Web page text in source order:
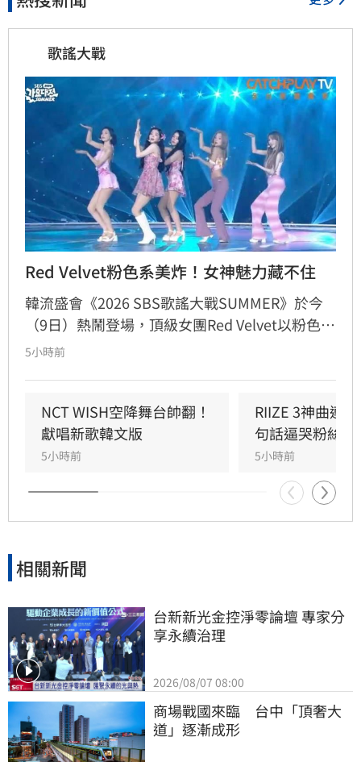
歌謠大戰
Red Velvet粉色系美炸！女神魅力藏不住
韓流盛會《2026 SBS歌謠大戰SUMMER》於今
（9日）熱鬧登場，頂級女團Red Velvet以粉色系
精緻造型驚艷亮相，展現夏日女王強大氣場。此
House Groove巧妙融合，曲風清爽且具質感。
成員們以優雅且帶有度假感的舞蹈動作，完美詮
釋歌曲的波浪律動，將夏日氛圍推向最高點。儘
管僅演出單曲，Red Velvet仍憑藉成熟且活潑的
舞台魅力，成功吸引全場目光，為粉絲帶來一場
視覺與聽覺的夏日饗宴。
5小時前
NCT WISH空降舞台帥翻！
獻唱新歌韓文版
5小時前
RIIZE 3神曲連
句話逼哭粉絲
5小時前
相關新聞
台新新光金控淨零論壇 專家分
享永續治理
2026/08/07 08:00
商場戰國來臨　台中「頂奢大
道」逐漸成形